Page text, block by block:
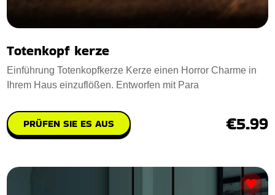
Totenkopf kerze
Einführung Totenkopfkerze Kerze einen Horror Charme in
Ihrem Haus einzuflößen. Entworfen mit Para
PRÜFEN SIE ES AUS €5.99